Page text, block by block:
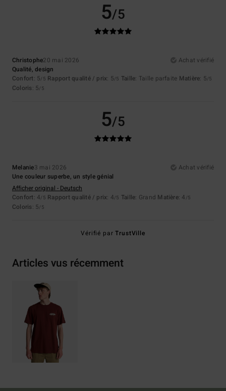
5/5
Christophe20 mai 2026
Achat vérifié
Qualité, design
Confort: 5/5 Rapport qualité / prix: 5/5 Taille: Taille parfaite Matière: 5/5
Coloris: 5/5
5/5
Melanie3 mai 2026
Achat vérifié
Une couleur superbe, un style génial
Afficher original - Deutsch
Confort: 4/5 Rapport qualité / prix: 4/5 Taille: Grand Matière: 4 /5
Coloris: 5/5
Vérifié parTrustVille
Articles vus récemment